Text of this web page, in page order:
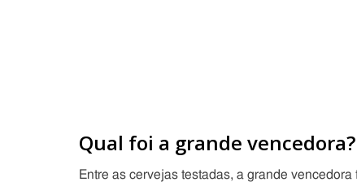
Qual foi a grande vencedora?
Entre as cervejas testadas, a grande